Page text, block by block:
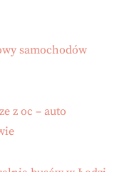
samochodów
z oc – auto